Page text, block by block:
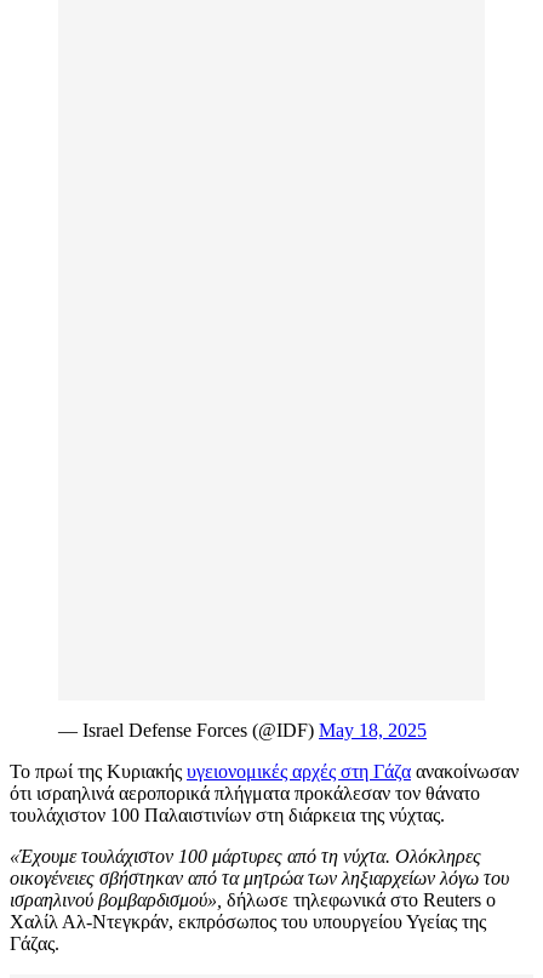
— Israel Defense Forces (@IDF) May 18, 2025
Το πρωί της Κυριακής υγειονομικές αρχές στη Γάζα ανακοίνωσαν
ότι ισραηλινά αεροπορικά πλήγματα προκάλεσαν τον θάνατο
τουλάχιστον 100 Παλαιστινίων στη διάρκεια της νύχτας.
«Έχουμε τουλάχιστον 100 μάρτυρες από τη νύχτα. Ολόκληρες
οικογένειες σβήστηκαν από τα μητρώα των ληξιαρχείων λόγω του
ισραηλινού βομβαρδισμού», δήλωσε τηλεφωνικά στο Reuters ο
Χαλίλ Αλ-Ντεγκράν, εκπρόσωπος του υπουργείου Υγείας της
Γάζας.